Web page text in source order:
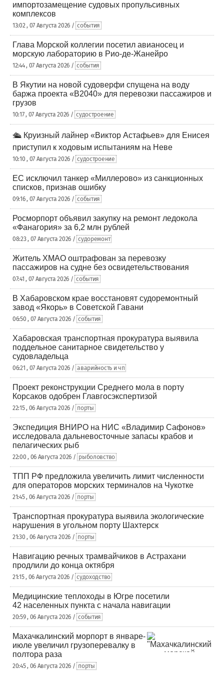
импортозамещение судовых пропульсивных
комплексов
13:02 , 07 Августа 2026 / события
Глава Морской коллегии посетил авианосец и
морскую лабораторию в Рио-де-Жанейро
12:44 , 07 Августа 2026 / события
В Якутии на новой судоверфи спущена на воду
баржа проекта «В2040» для перевозки пассажиров и
грузов
10:17 , 07 Августа 2026 / судостроение
🛳️ Круизный лайнер «Виктор Астафьев» для Енисея
приступил к ходовым испытаниям на Неве
10:10 , 07 Августа 2026 / судостроение
ЕС исключил танкер «Миллерово» из санкционных
списков, признав ошибку
09:16 , 07 Августа 2026 / события
Росморпорт объявил закупку на ремонт ледокола
«Фанагория» за 6,2 млн рублей
08:23 , 07 Августа 2026 / судоремонт
Житель ХМАО оштрафован за перевозку
пассажиров на судне без освидетельствования
07:41 , 07 Августа 2026 / события
В Хабаровском крае восстановят судоремонтный
завод «Якорь» в Советской Гавани
06:50 , 07 Августа 2026 / события
Хабаровская транспортная прокуратура выявила
поддельное санитарное свидетельство у
судовладельца
06:21 , 07 Августа 2026 / аварийность и чп
Проект реконструкции Среднего мола в порту
Корсаков одобрен Главгосэкспертизой
22:15 , 06 Августа 2026 / порты
Экспедиция ВНИРО на НИС «Владимир Сафонов»
исследовала дальневосточные запасы крабов и
пелагических рыб
22:00 , 06 Августа 2026 / рыболовство
ТПП РФ предложила увеличить лимит численности
для операторов морских терминалов на Чукотке
21:45 , 06 Августа 2026 / порты
Транспортная прокуратура выявила экологические
нарушения в угольном порту Шахтерск
21:30 , 06 Августа 2026 / порты
Навигацию речных трамвайчиков в Астрахани
продлили до конца октября
21:15 , 06 Августа 2026 / судоходство
Медицинские теплоходы в Югре посетили
42 населенных пункта с начала навигации
20:59 , 06 Августа 2026 / события
Махачкалинский морпорт в январе-
июле увеличил грузоперевалку в
полтора раза
20:45 , 06 Августа 2026 / порты